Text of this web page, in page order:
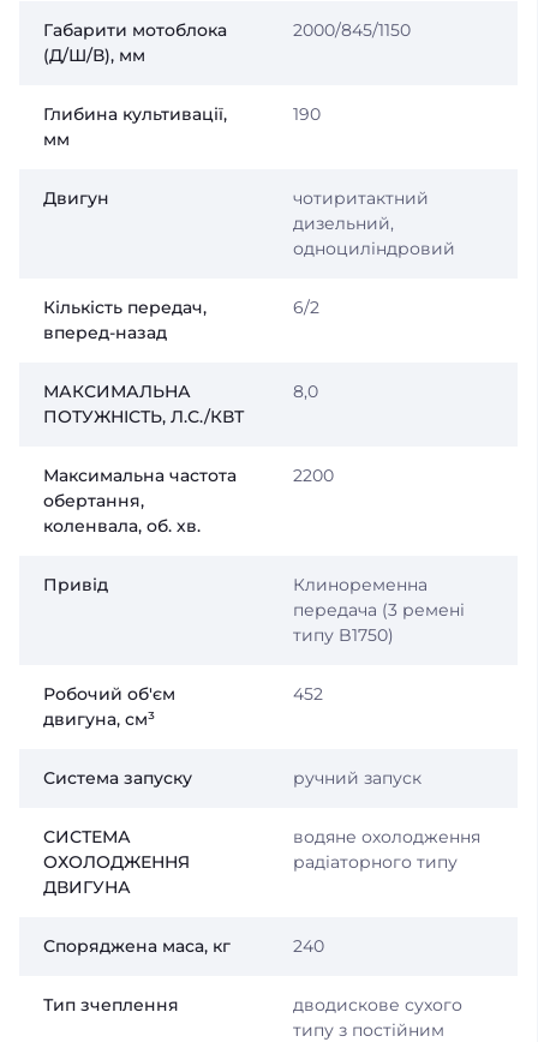
Габарити мотоблока
(Д/Ш/В), мм
2000/845/1150
Глибина культивації,
мм
190
Двигун
чотиритактний
дизельний,
одноциліндровий
Кількість передач,
вперед-назад
6/2
МАКСИМАЛЬНА
ПОТУЖНІСТЬ, Л.С./КВТ
8,0
Максимальна частота
обертання,
коленвала, об. хв.
2200
Привід
Клиноременна
передача (3 ремені
типу B1750)
Робочий об'єм
двигуна, см³
452
Система запуску ручний запуск
СИСТЕМА
ОХОЛОДЖЕННЯ
ДВИГУНА
водяне охолодження
радіаторного типу
Споряджена маса, кг 240
Тип зчеплення
дводискове сухого
типу з постійним